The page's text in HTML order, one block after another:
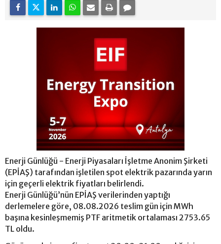
Enerji Günlüğü - Enerji Piyasaları İşletme Anonim Şirketi
(EPİAŞ) tarafından işletilen spot elektrik pazarında yarın
için geçerli elektrik fiyatları belirlendi.
Enerji Günlüğü’nün EPİAŞ verilerinden yaptığı
derlemelere göre, 08.08.2026 teslim gün için MWh
başına kesinleşmemiş PTF aritmetik ortalaması 2753.65
TL oldu.